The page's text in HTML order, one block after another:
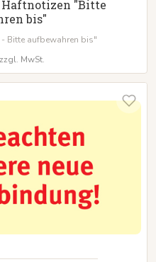
Haftnotizen "Bitte
bis"
Bitte aufbewahren bis"
zzgl. MwSt.